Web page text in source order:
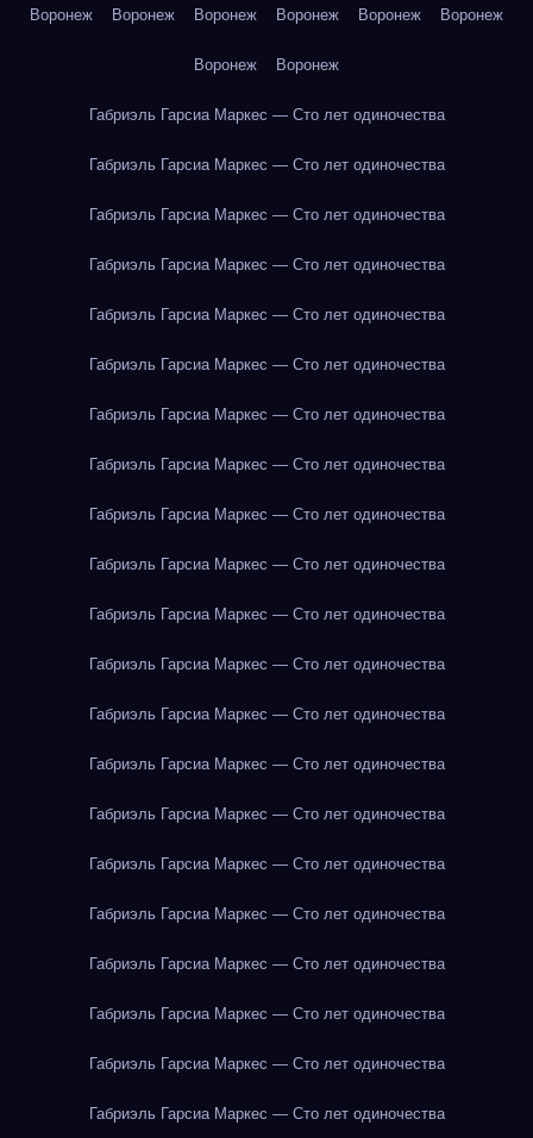
Воронеж Воронеж Воронеж Воронеж Воронеж Воронеж
Воронеж Воронеж
Габриэль Гарсиа Маркес — Сто лет одиночества
Габриэль Гарсиа Маркес — Сто лет одиночества
Габриэль Гарсиа Маркес — Сто лет одиночества
Габриэль Гарсиа Маркес — Сто лет одиночества
Габриэль Гарсиа Маркес — Сто лет одиночества
Габриэль Гарсиа Маркес — Сто лет одиночества
Габриэль Гарсиа Маркес — Сто лет одиночества
Габриэль Гарсиа Маркес — Сто лет одиночества
Габриэль Гарсиа Маркес — Сто лет одиночества
Габриэль Гарсиа Маркес — Сто лет одиночества
Габриэль Гарсиа Маркес — Сто лет одиночества
Габриэль Гарсиа Маркес — Сто лет одиночества
Габриэль Гарсиа Маркес — Сто лет одиночества
Габриэль Гарсиа Маркес — Сто лет одиночества
Габриэль Гарсиа Маркес — Сто лет одиночества
Габриэль Гарсиа Маркес — Сто лет одиночества
Габриэль Гарсиа Маркес — Сто лет одиночества
Габриэль Гарсиа Маркес — Сто лет одиночества
Габриэль Гарсиа Маркес — Сто лет одиночества
Габриэль Гарсиа Маркес — Сто лет одиночества
Габриэль Гарсиа Маркес — Сто лет одиночества